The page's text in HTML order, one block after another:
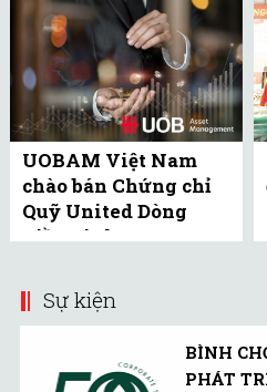
UOBAM Việt Nam
chào bán Chứng chỉ
Quỹ United Dòng
Tiền Linh Hoạt
Sự kiện
BÌNH
PHÁT